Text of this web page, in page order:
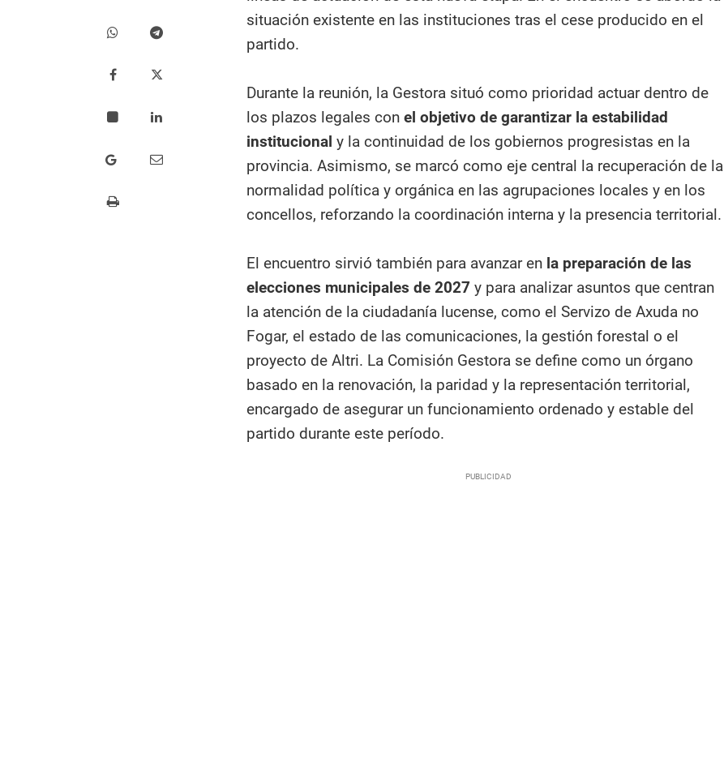
situación existente en las instituciones tras el cese producido en el
partido.
Durante la reunión, la Gestora situó como prioridad actuar dentro de
los plazos legales con el objetivo de garantizar la estabilidad
institucional y la continuidad de los gobiernos progresistas en la
provincia. Asimismo, se marcó como eje central la recuperación de la
normalidad política y orgánica en las agrupaciones locales y en los
concellos, reforzando la coordinación interna y la presencia territorial.
El encuentro sirvió también para avanzar en la preparación de las
elecciones municipales de 2027 y para analizar asuntos que centran
la atención de la ciudadanía lucense, como el Servizo de Axuda no
Fogar, el estado de las comunicaciones, la gestión forestal o el
proyecto de Altri. La Comisión Gestora se define como un órgano
basado en la renovación, la paridad y la representación territorial,
encargado de asegurar un funcionamiento ordenado y estable del
partido durante este período.